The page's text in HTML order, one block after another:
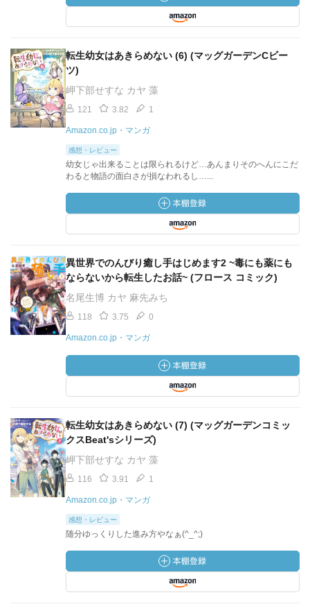
転生幼女はあきらめない (6) (マッグガーデンCビー
ツ)
岬下部せすな カヤ 藻
121 3.82 1
Amazon.co.jp・マンガ
感想・レビュー
幼女じゃ出来ることは限られるけど…あんまりそのへんにこだ
わると物語の面白さが損なわれるし…...
異世界でのんびり癒し手はじめます2 ~毒にも薬にも
ならないから転生したお話~ (フロース コミック)
名尾生博 カヤ 麻先みち
118 3.75 0
Amazon.co.jp・マンガ
転生幼女はあきらめない (7) (マッグガーデンコミッ
クスBeat'sシリーズ)
岬下部せすな カヤ 藻
116 3.91 1
Amazon.co.jp・マンガ
感想・レビュー
随分ゆっくりした進み方やなぁ(^_^;)